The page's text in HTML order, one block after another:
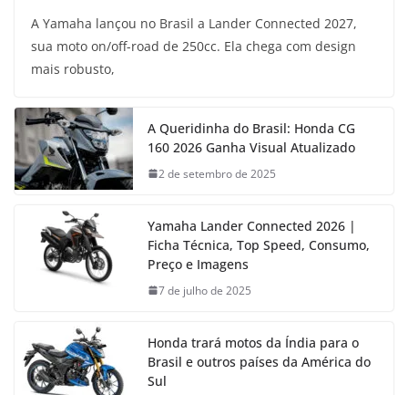
A Yamaha lançou no Brasil a Lander Connected 2027,
sua moto on/off-road de 250cc. Ela chega com design
mais robusto,
A Queridinha do Brasil: Honda CG
160 2026 Ganha Visual Atualizado
2 de setembro de 2025
Yamaha Lander Connected 2026 |
Ficha Técnica, Top Speed, Consumo,
Preço e Imagens
7 de julho de 2025
Honda trará motos da Índia para o
Brasil e outros países da América do
Sul